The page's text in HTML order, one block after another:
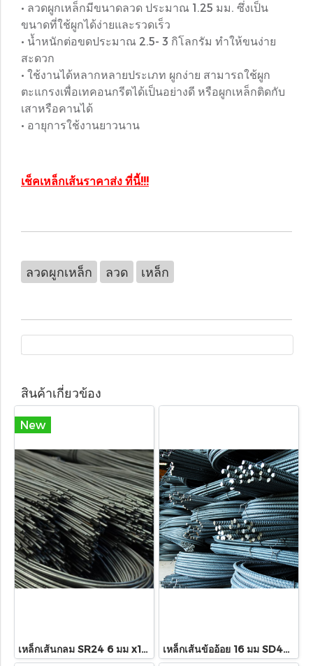
• ลวดผูกเหล็กมีขนาดลวด ประมาณ 1.25 มม. ซึ่งเป็น
ขนาดที่ใช้ผูกได้ง่ายและรวดเร็ว
• น้ำหนักต่อขดประมาณ 2.5- 3 กิโลกรัม ทำให้ขนง่าย
สะดวก
• ใช้งานได้หลากหลายประเภท ผูกง่าย สามารถใช้ผูก
ตะแกรงเพื่อเทคอนกรีตได้เป็นอย่างดี หรือผูกเหล็กติดกับ
เสาหรือคานได้
• อายุการใช้งานยาวนาน
เช็คเหล็กเส้นราคาส่ง ที่นี้!!!
ลวดผูกเหล็ก ลวด เหล็ก
สินค้าเกี่ยวข้อง
New
เหล็กเส้นกลม SR24 6 มม x10เมตร เหล็กเส้นข้ออ้อย 16 มม SD40T x10เมตร